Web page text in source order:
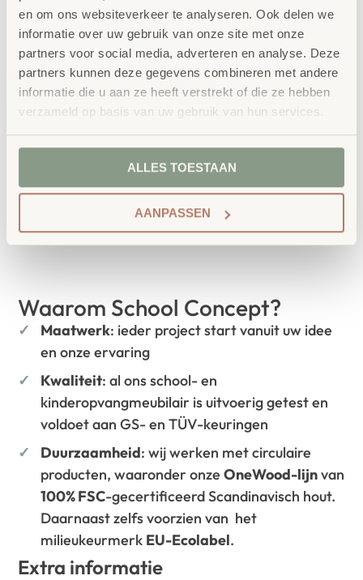
en om ons websiteverkeer te analyseren. Ook delen we
informatie over uw gebruik van onze site met onze
partners voor social media, adverteren en analyse. Deze
partners kunnen deze gegevens combineren met andere
informatie die u aan ze heeft verstrekt of die ze hebben
verzameld op basis van uw gebruik van hun services.
ALLES TOESTAAN
AANPASSEN
Vertrouwdbestellen bij School
Concept
School Concept is de specialist in
onderwijsmeubilair. Wij geloven dat een
leeromgeving inspireert wanneer deze
aansluit bij de behoeften van kinderen én
Waarom School Concept?
Maatwerk: ieder project start vanuit uw idee
en onze ervaring
Kwaliteit: al ons school- en
kinderopvangmeubilair is uitvoerig getest en
voldoet aan GS- en TÜV-keuringen
Duurzaamheid: wij werken met circulaire
producten, waaronder onzeOneWood-lijnvan
100% FSC-gecertificeerd Scandinavisch hout.
Daarnaast zelfs voorzien van het
milieukeurmerk EU-Ecolabel.
Extra informatie